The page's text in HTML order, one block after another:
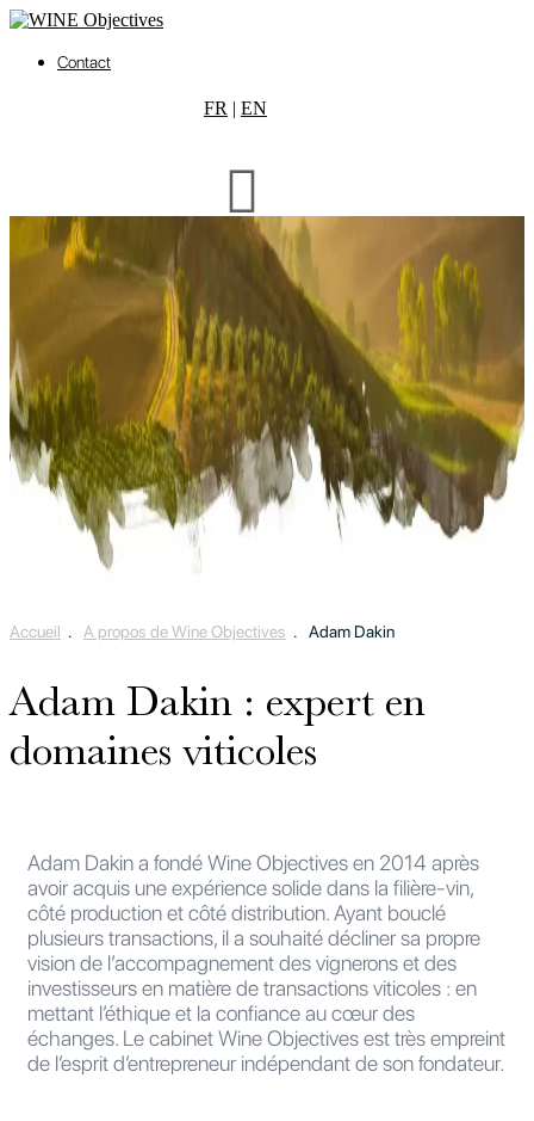
Contact
FR | EN
Accueil . A propos de Wine Objectives . Adam Dakin
Adam Dakin : expert en
domaines viticoles
Adam Dakin a fondé Wine Objectives en 2014 après
avoir acquis une expérience solide dans la filière-vin,
côté production et côté distribution. Ayant bouclé
plusieurs transactions, il a souhaité décliner sa propre
vision de l’accompagnement des vignerons et des
investisseurs en matière de transactions viticoles : en
mettant l’éthique et la confiance au cœur des
échanges. Le cabinet Wine Objectives est très empreint
de l’esprit d’entrepreneur indépendant de son fondateur.